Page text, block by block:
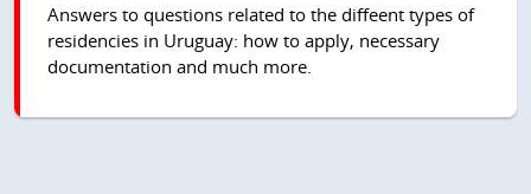
Answers to questions related to the diffeent types of
residencies in Uruguay: how to apply, necessary
documentation and much more.